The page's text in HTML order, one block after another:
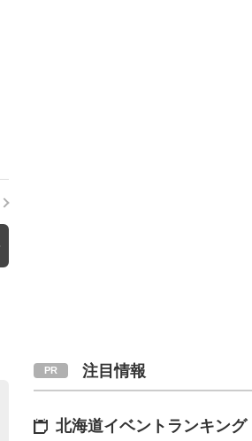
注目情報
北海道イベントランキング